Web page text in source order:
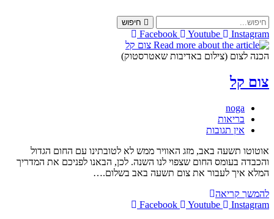
to
content
חיפוש
Facebook Youtube Instagram
הכנה לצום (צילום באדיבות שאטרסטוק)
צום קל
מחבר:
noga
קטגוריה:
בריאות
תגובות:
אין תגובות
אוטוטו תשעה באב, מזג האוויר ממש לא לטובתינו עם החום הגדול
והכבדה בעומס החום שצפוי לנו השנה. לכן, הבאנו לפניכם את המדריך
המלא איך לעבור את צום תשעה באב בשלום.…
להמשך קריאהצום
קל
Facebook Youtube
Instagram